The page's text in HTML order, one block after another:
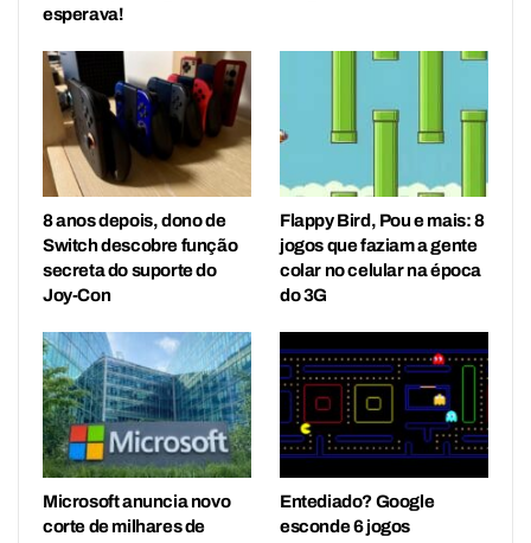
esperava!
8 anos depois, dono de
Switch descobre função
secreta do suporte do
Joy-Con
Flappy Bird, Pou e mais: 8
jogos que faziam a gente
colar no celular na época
do 3G
Microsoft anuncia novo
corte de milhares de
Entediado? Google
esconde 6 jogos